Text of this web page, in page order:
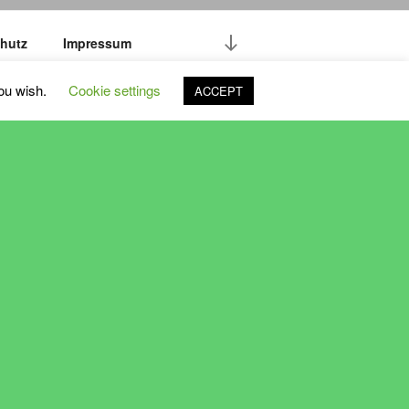
Impressum
wish. Cookie settings ACCEPT